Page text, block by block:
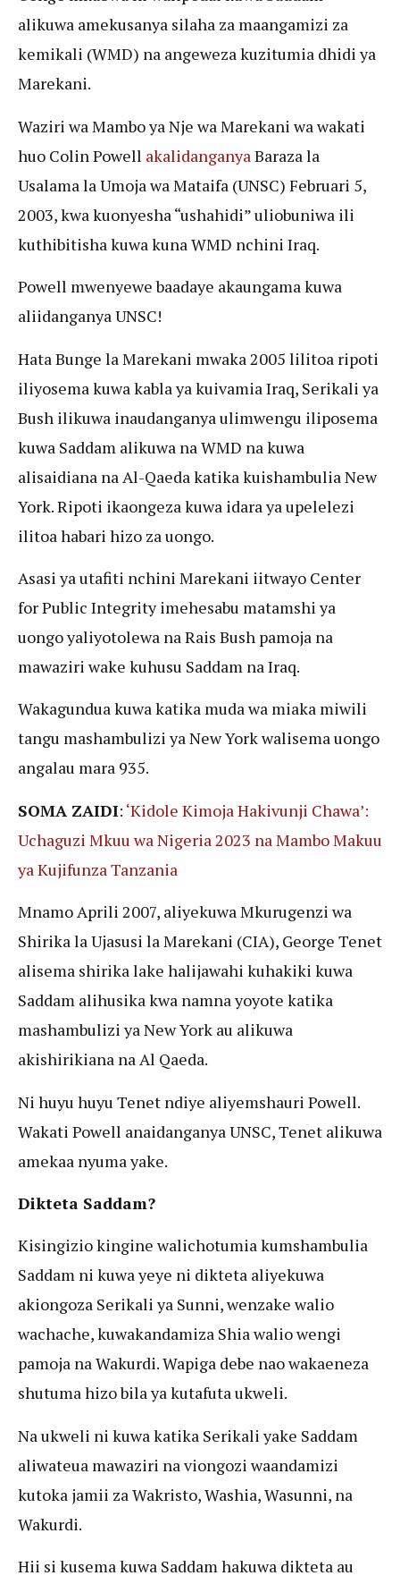
alikuwa amekusanya silaha za maangamizi za
kemikali (WMD) na angeweza kuzitumia dhidi ya
Marekani.
Waziri wa Mambo ya Nje wa Marekani wa wakati
huo Colin Powell akalidanganyaBaraza la
Usalama la Umoja wa Mataifa (UNSC) Februari 5,
2003, kwa kuonyesha “ushahidi” uliobuniwa ili
kuthibitisha kuwa kuna WMD nchini Iraq.
Powell mwenyewe baadaye akaungama kuwa
aliidanganya UNSC!
Hata Bunge la Marekani mwaka 2005 lilitoa ripoti
iliyosema kuwa kabla ya kuivamia Iraq, Serikali ya
Bush ilikuwa inaudanganya ulimwengu iliposema
kuwa Saddam alikuwa na WMD na kuwa
alisaidiana na Al-Qaeda katika kuishambulia New
York. Ripoti ikaongeza kuwa idara ya upelelezi
ilitoa habari hizo za uongo.
Asasi ya utafiti nchini Marekani iitwayo Center
for Public Integrity imehesabu matamshi ya
uongo yaliyotolewa na Rais Bush pamoja na
mawaziri wake kuhusu Saddam na Iraq.
Wakagundua kuwa katika muda wa miaka miwili
tangu mashambulizi ya New York walisema uongo
angalau mara 935.
SOMA ZAIDI: ‘Kidole Kimoja Hakivunji Chawa’:
Uchaguzi Mkuu wa Nigeria 2023 na Mambo Makuu
ya Kujifunza Tanzania
Mnamo Aprili 2007, aliyekuwa Mkurugenzi wa
Shirika la Ujasusi la Marekani (CIA), George Tenet
alisema shirika lake halijawahi kuhakiki kuwa
Saddam alihusika kwa namna yoyote katika
mashambulizi ya New York au alikuwa
akishirikiana na Al Qaeda.
Ni huyu huyu Tenet ndiye aliyemshauri Powell.
Wakati Powell anaidanganya UNSC, Tenet alikuwa
amekaa nyuma yake.
Dikteta Saddam?
Kisingizio kingine walichotumia kumshambulia
Saddam ni kuwa yeye ni dikteta aliyekuwa
akiongoza Serikali ya Sunni, wenzake walio
wachache, kuwakandamiza Shia walio wengi
pamoja na Wakurdi. Wapiga debe nao wakaeneza
shutuma hizo bila ya kutafuta ukweli.
Na ukweli ni kuwa katika Serikali yake Saddam
aliwateua mawaziri na viongozi waandamizi
kutoka jamii za Wakristo, Washia, Wasunni, na
Wakurdi.
Hii si kusema kuwa Saddam hakuwa dikteta au